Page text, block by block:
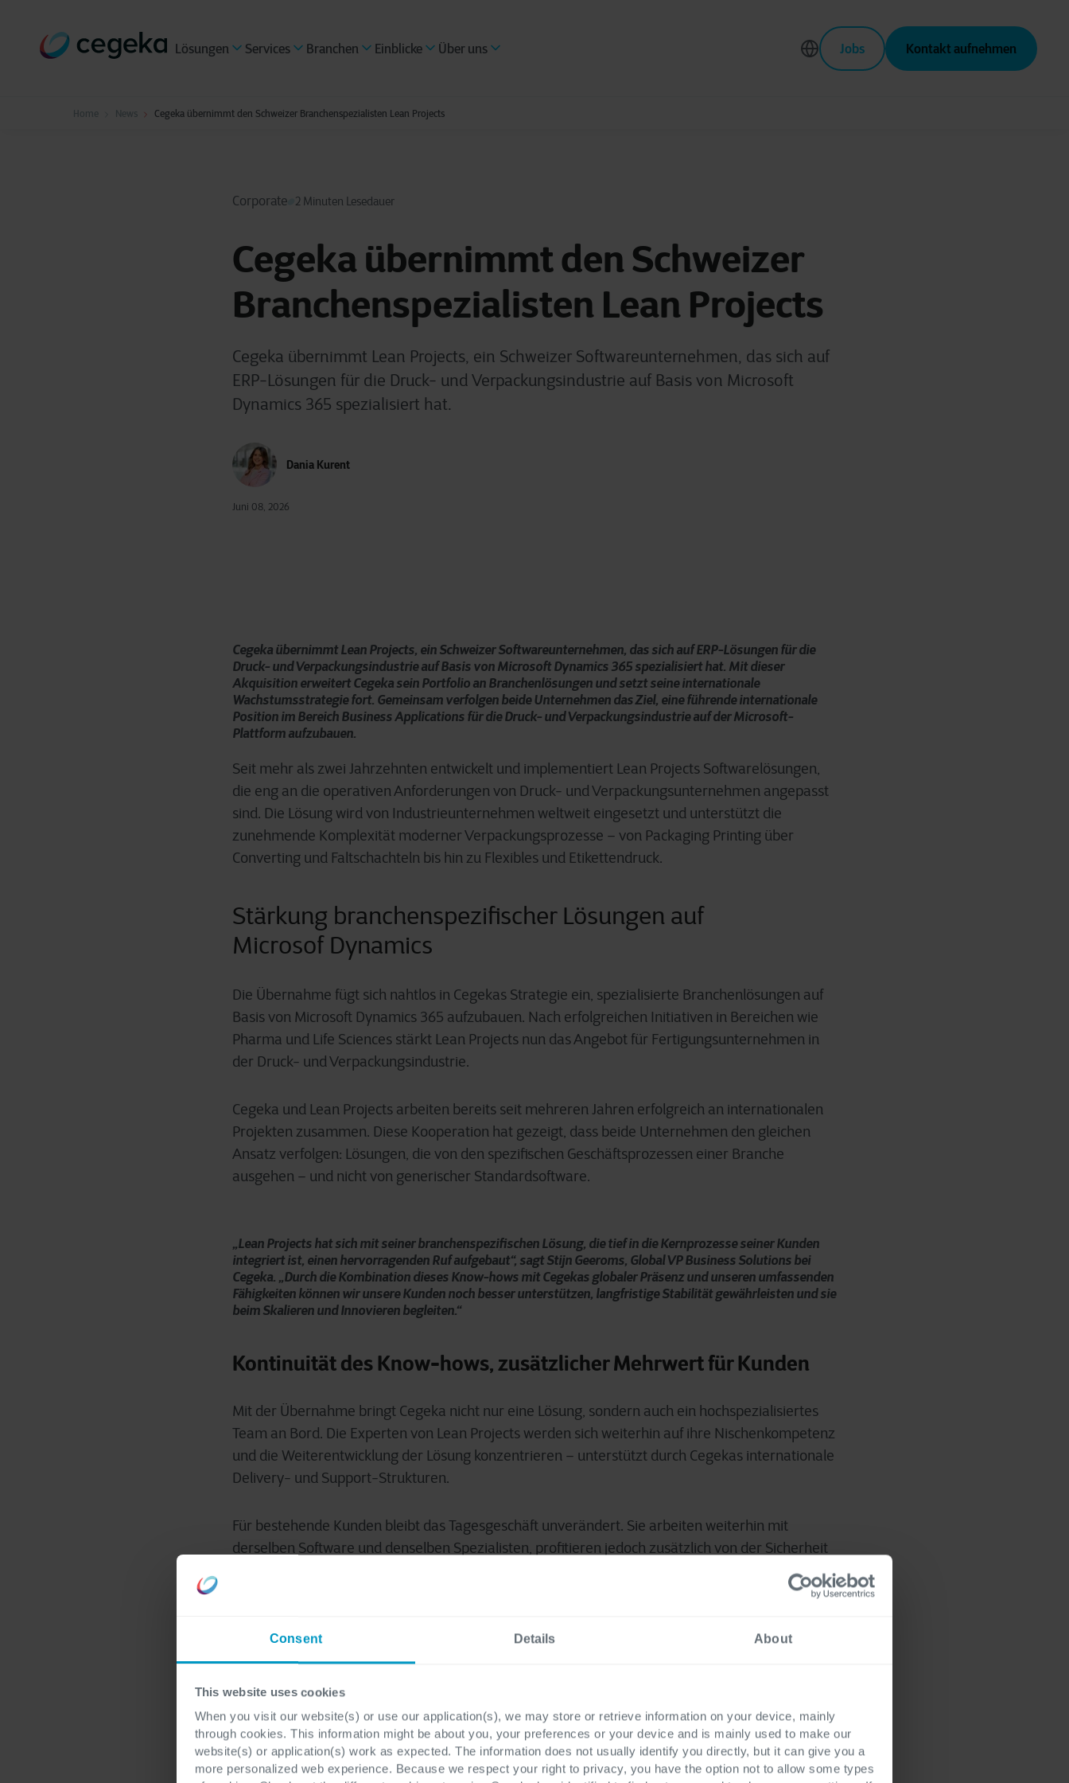
Consent Details About
This website uses cookies
When you visit our website(s) or use our application(s), we may store or retrieve information on your device, mainly
through cookies. This information might be about you, your preferences or your device and is mainly used to make our
website(s) or application(s) work as expected. The information does not usually identify you directly, but it can give you a
more personalized web experience. Because we respect your right to privacy, you have the option not to allow some types
Lösungen Services Branchen Einblicke Über uns Jobs Kontakt aufnehmen
Home News Cegeka übernimmt den Schweizer Branchenspezialisten Lean Projects
Corporate 2 Minuten Lesedauer
Cegeka übernimmt den Schweizer
Branchenspezialisten Lean Projects
Cegeka übernimmt Lean Projects, ein Schweizer Softwareunternehmen, das sich auf
ERP-Lösungen für die Druck- und Verpackungsindustrie auf Basis von Microsoft
Dynamics 365 spezialisiert hat.
Dania Kurent
Juni 08, 2026
Cegeka übernimmt Lean Projects, ein Schweizer Softwareunternehmen, das sich auf ERP-Lösungen für die
Druck- und Verpackungsindustrie auf Basis von Microsoft Dynamics 365 spezialisiert hat. Mit dieser
Akquisition erweitert Cegeka sein Portfolio an Branchenlösungen und setzt seine internationale
Wachstumsstrategie fort. Gemeinsam verfolgen beide Unternehmen das Ziel, eine führende internationale
Position im Bereich Business Applications für die Druck- und Verpackungsindustrie auf der Microsoft-
Plattform aufzubauen.
Seit mehr als zwei Jahrzehnten entwickelt und implementiert Lean Projects Softwarelösungen,
die eng an die operativen Anforderungen von Druck- und Verpackungsunternehmen angepasst
sind. Die Lösung wird von Industrieunternehmen weltweit eingesetzt und unterstützt die
zunehmende Komplexität moderner Verpackungsprozesse – von Packaging Printing über
Converting und Faltschachteln bis hin zu Flexibles und Etikettendruck.
Stärkung branchenspezifischer Lösungen auf
Microsof Dynamics
Die Übernahme fügt sich nahtlos in Cegekas Strategie ein, spezialisierte Branchenlösungen auf
Basis von Microsoft Dynamics 365 aufzubauen. Nach erfolgreichen Initiativen in Bereichen wie
Pharma und Life Sciences stärkt Lean Projects nun das Angebot für Fertigungsunternehmen in
der Druck- und Verpackungsindustrie.
Cegeka und Lean Projects arbeiten bereits seit mehreren Jahren erfolgreich an internationalen
Projekten zusammen. Diese Kooperation hat gezeigt, dass beide Unternehmen den gleichen
Ansatz verfolgen: Lösungen, die von den spezifischen Geschäftsprozessen einer Branche
ausgehen – und nicht von generischer Standardsoftware.
„Lean Projects hat sich mit seiner branchenspezifischen Lösung, die tief in die Kernprozesse seiner Kunden
integriert ist, einen hervorragenden Ruf aufgebaut“, sagt Stijn Geeroms, Global VP Business Solutions bei
Cegeka. „Durch die Kombination dieses Know-hows mit Cegekas globaler Präsenz und unseren umfassenden
Fähigkeiten können wir unsere Kunden noch besser unterstützen, langfristige Stabilität gewährleisten und sie
beim Skalieren und Innovieren begleiten.“
Kontinuität des Know-hows, zusätzlicher Mehrwert für Kunden
Mit der Übernahme bringt Cegeka nicht nur eine Lösung, sondern auch ein hochspezialisiertes
Team an Bord. Die Experten von Lean Projects werden sich weiterhin auf ihre Nischenkompetenz
und die Weiterentwicklung der Lösung konzentrieren – unterstützt durch Cegekas internationale
Delivery- und Support-Strukturen.
Für bestehende Kunden bleibt das Tagesgeschäft unverändert. Sie arbeiten weiterhin mit
derselben Software und denselben Spezialisten, profitieren jedoch zusätzlich von der Sicherheit
und Stärke einer internationalen Unternehmensgruppe im Hintergrund. Auch bestehende
Partnerschaften von Lean Projects innerhalb des Microsoft-Ökosystems bleiben bestehen und
Cegeka wird in die Weiterentwicklung der Lösung investieren – mit Fokus auf Standardisierung,
wiederverwendbare Templates und gezielte Innovation. Dies soll den spezifischen
Anforderungen der Druck- und Verpackungsbranche gerecht werden und Implementierungen
beschleunigen.
„Wir haben unsere Lösungen über viele Jahre hinweg schrittweise aufgebaut und sind